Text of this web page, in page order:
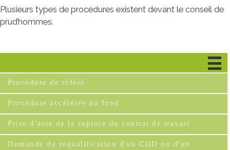
Plusieurs types de procédures existent devant le conseil de
prud’hommes.
Procédure de référé
Procédure accélérée au fond
Prise d'acte de la rupture du contrat de travail
Demande de requalification d'un CDD ou d'un